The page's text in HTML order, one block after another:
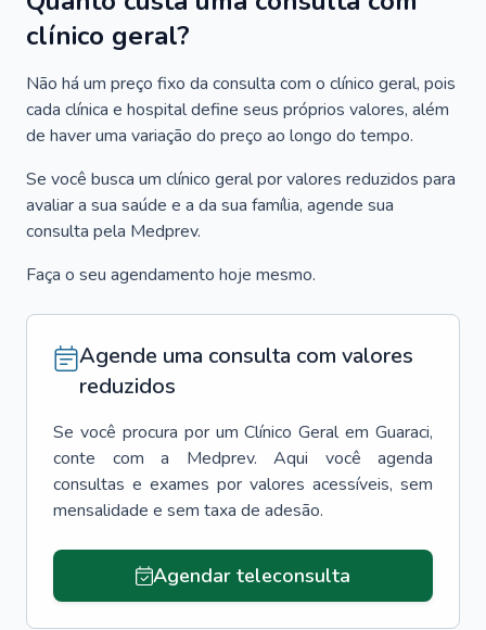
clínico geral?
Não há um preço fixo da consulta com o clínico geral, pois
cada clínica e hospital define seus próprios valores, além
de haver uma variação do preço ao longo do tempo.
Se você busca um clínico geral por valores reduzidos para
avaliar a sua saúde e a da sua família, agende sua
consulta pela Medprev.
Faça o seu agendamento hoje mesmo.
Agende uma consulta com valores
reduzidos
Se você procura por um Clínico Geral em Guaraci,
conte com a Medprev. Aqui você agenda
consultas e exames por valores acessíveis, sem
mensalidade e sem taxa de adesão.
Agendar teleconsulta